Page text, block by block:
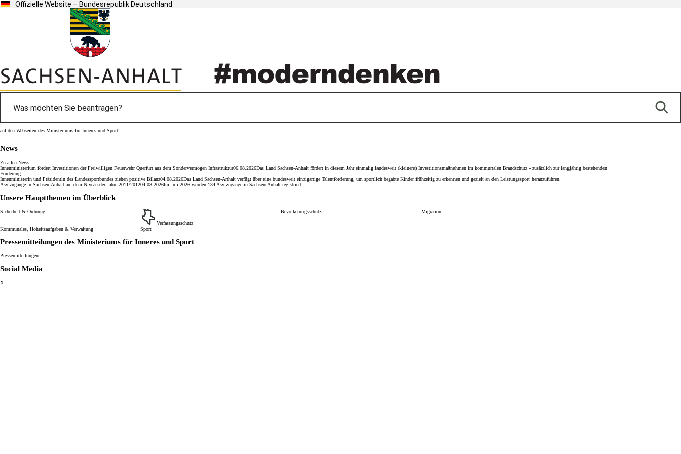
Offizielle Website – Bundesrepublik Deutschland
auf den Webseiten des Ministeriums für Inneres und Sport
News
Zu allen News
Innenministerium fördert Investitionen der Freiwilligen Feuerwehr Querfurt aus dem Sondervermögen Infrastruktur06.08.2026Das Land Sachsen-Anhalt fördert in diesem Jahr einmalig landesweit (kleinere) Investitionsmaßnahmen im kommunalen Brandschutz - zusätzlich zur langjährig bestehenden
Förderung...
Innenministerin und Präsidentin des Landessportbundes ziehen positive Bilanz04.08.2026Das Land Sachsen-​Anhalt verfügt über eine bundesweit einzigartige Talentförderung, um sportlich begabte Kinder frühzeitig zu erkennen und gezielt an den Leistungssport heranzuführen.
Asylzugänge in Sachsen-Anhalt auf dem Niveau der Jahre 2011/201204.08.2026Im Juli 2026 wurden 134 Asylzugänge in Sachsen-Anhalt registriert.
Unsere Hauptthemen im Überblick
Sicherheit & Ordnung
Verfassungsschutz
Bevölkerungsschutz Migration
Kommunales, Hoheitsaufgaben & Verwaltung Sport
Pressemitteilungen des Ministeriums für Inneres und Sport
Pressemitteilungen
Social Media
X